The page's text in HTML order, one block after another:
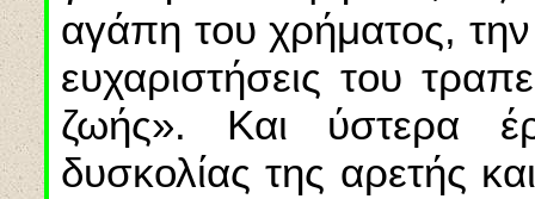
αγάπη του χρήματος,
ευχαριστήσεις του
ζωής». Και ύστερα
δυσκολίας της αρετής